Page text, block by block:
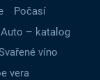
Počasí
Auto – katalog
víno
vera